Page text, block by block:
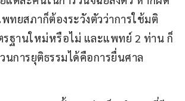
ทยสภาก็ต้องระวังตัวว่าการใช้มติ
ฐานใหม่หรือไม่ และแพทย์ 2 ท่าน ก็
นการยุติธรรมได้คือการยื่นศาล